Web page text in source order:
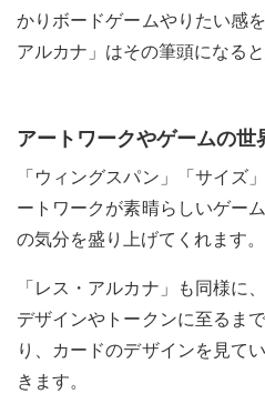
かりボードゲームやりたい感
アルカナ」はその筆頭になると
アートワークやゲームの世
「ウィングスパン」「サイズ
ートワークが素晴らしいゲー
の気分を盛り上げてくれます。
「レス・アルカナ」も同様に
デザインやトークンに至るま
り、カードのデザインを見て
きます。